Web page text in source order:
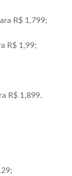
R$ 1,799;
R$ 1,99;
R$ 1,899.